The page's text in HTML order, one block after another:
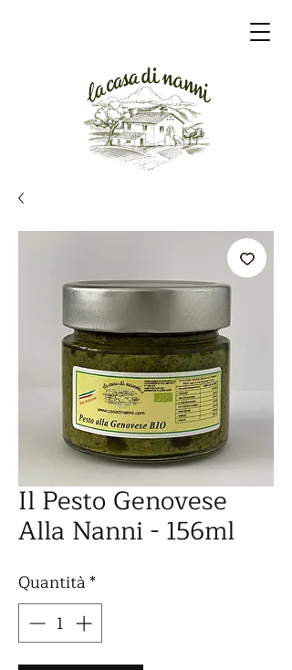
Il Pesto Genovese
Alla Nanni - 156ml
Quantità*